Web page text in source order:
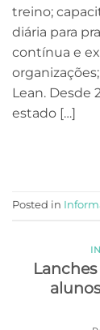
treino;
diária para
contínua e
Lean. Desde
estado […]
Posted in